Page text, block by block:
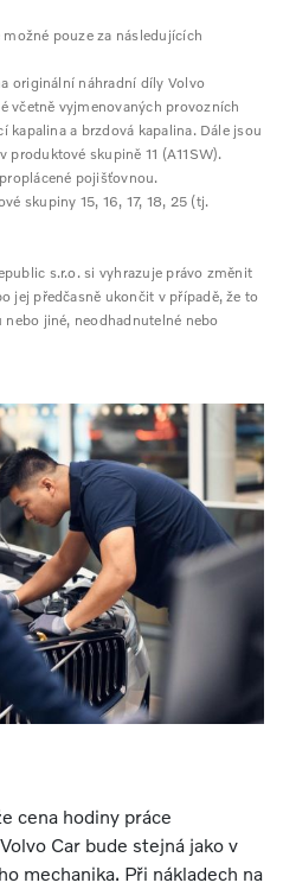
pouze za následujících
originální náhradní díly Volvo
včetně vyjmenovaných provozních
kapalina a brzdová kapalina. Dále jsou
skupině 11 (A11SW).
pojišťovnou.
skupiny 15, 16, 17, 18, 25 (tj.
s.r.o. si vyhrazuje právo změnit
jej předčasně ukončit v případě, že to
jiné, neodhadnutelné nebo
cena hodiny práce
Car bude stejná jako v
mechanika. Při nákladech na